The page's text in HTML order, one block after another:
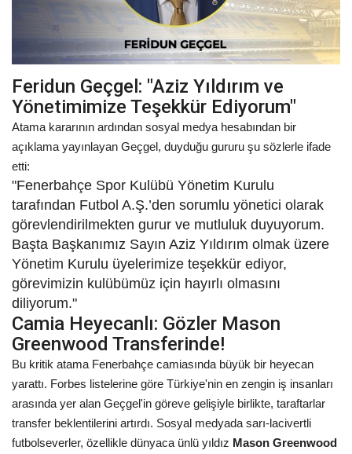
Künye
Sağlık
İletişim
Kültür Sanat
Feridun Geçgel: "Aziz Yıldırım ve
Yönetimimize Teşekkür Ediyorum"
Atama kararının ardından sosyal medya hesabından bir
açıklama yayınlayan Geçgel, duyduğu gururu şu sözlerle ifade
etti:
"Fenerbahçe Spor Kulübü Yönetim Kurulu
tarafından Futbol A.Ş.’den sorumlu yönetici olarak
görevlendirilmekten gurur ve mutluluk duyuyorum.
Başta Başkanımız Sayın Aziz Yıldırım olmak üzere
Yönetim Kurulu üyelerimize teşekkür ediyor,
görevimizin kulübümüz için hayırlı olmasını
diliyorum."
Camia Heyecanlı: Gözler Mason
Greenwood Transferinde!
Bu kritik atama Fenerbahçe camiasında büyük bir heyecan
yarattı. Forbes listelerine göre Türkiye'nin en zengin iş insanları
arasında yer alan Geçgel'in göreve gelişiyle birlikte, taraftarlar
transfer beklentilerini artırdı. Sosyal medyada sarı-lacivertli
futbolseverler, özellikle dünyaca ünlü yıldız Mason Greenwood